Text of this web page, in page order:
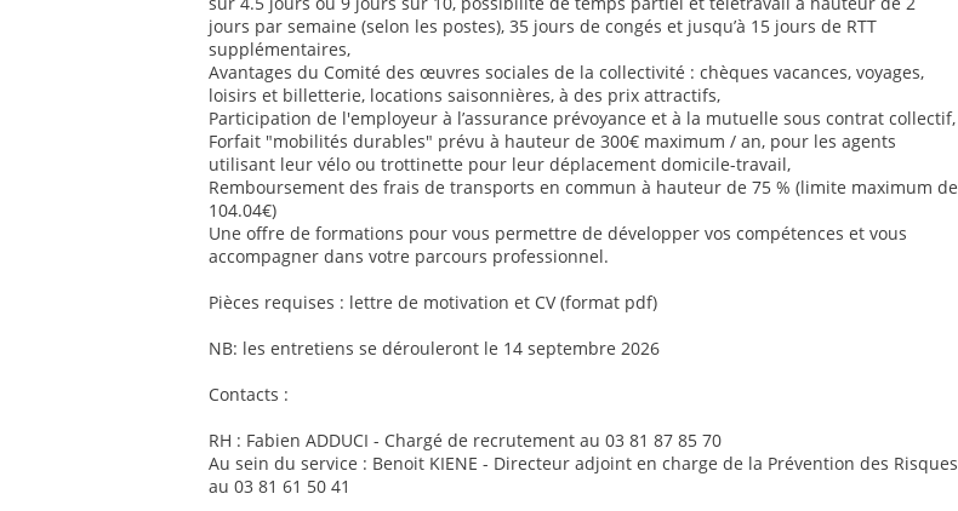
jours par semaine (selon les postes), 35 jours de congés et jusqu’à 15 jours de RTT
supplémentaires,
Avantages du Comité des œuvres sociales de la collectivité : chèques vacances, voyages,
loisirs et billetterie, locations saisonnières, à des prix attractifs,
Participation de l'employeur à l’assurance prévoyance et à la mutuelle sous contrat collectif,
Forfait "mobilités durables" prévu à hauteur de 300€ maximum / an, pour les agents
utilisant leur vélo ou trottinette pour leur déplacement domicile-travail,
Remboursement des frais de transports en commun à hauteur de 75 % (limite maximum de
104.04€)
Une offre de formations pour vous permettre de développer vos compétences et vous
accompagner dans votre parcours professionnel.
Pièces requises : lettre de motivation et CV (format pdf)
NB: les entretiens se dérouleront le 14 septembre 2026
Contacts :
RH : Fabien ADDUCI - Chargé de recrutement au 03 81 87 85 70
Au sein du service : Benoit KIENE - Directeur adjoint en charge de la Prévention des Risques
au 03 81 61 50 41